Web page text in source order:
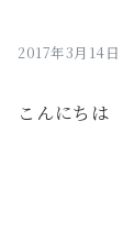
2017年3月14日
こんにちは